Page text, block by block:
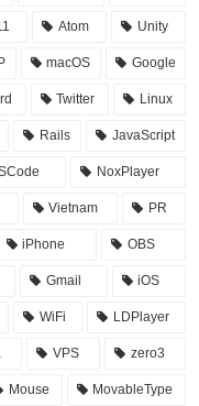
Atom Unity
macOS Google
Twitter Linux
Rails JavaScript
NoxPlayer
Vietnam PR
iPhone OBS
Gmail iOS
WiFi LDPlayer
VPS zero3
Mouse MovableType